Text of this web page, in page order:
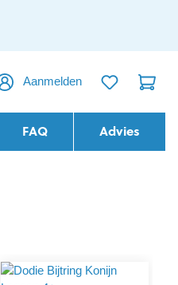
Aanmelden
FAQ Advies